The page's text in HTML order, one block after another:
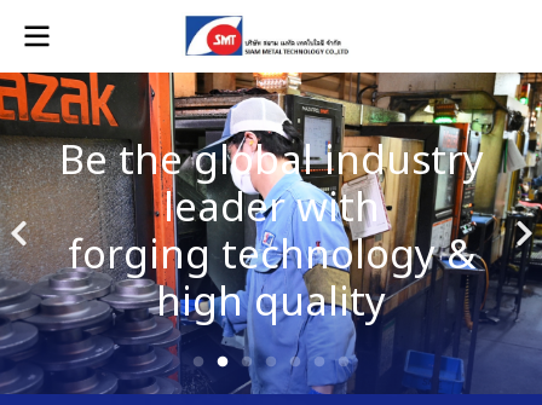
Be the global industry
leader with
forging technology &
high quality